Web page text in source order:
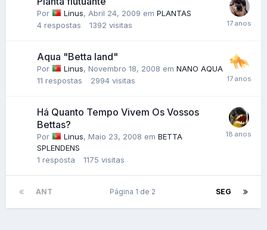
Por Linus, Abril 24, 2009 em PLANTAS
4 respostas 1392 visitas
Aqua "Betta land"
Por Linus, Novembro 18, 2008 em NANO AQUA
11 respostas 2994 visitas
Há Quanto Tempo Vivem Os Vossos
Bettas?
Por Linus, Maio 23, 2008 em BETTA
SPLENDENS
1 resposta 1175 visitas
ANT SEG
Página 1 de 2